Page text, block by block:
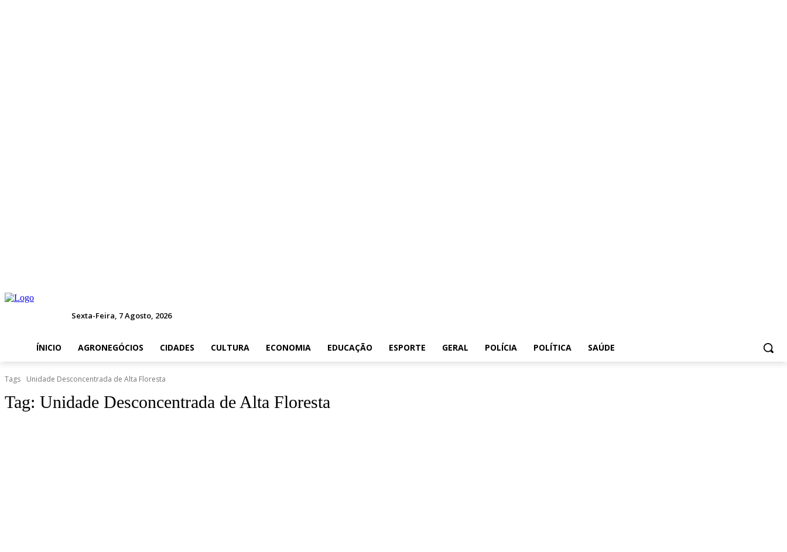
Sexta-Feira, 7 Agosto, 2026
ÍNICIO AGRONEGÓCIOS CIDADES CULTURA ECONOMIA EDUCAÇÃO ESPORTE GERAL POLÍCIA POLÍTICA SAÚDE
Tags Unidade Desconcentrada de Alta Floresta
Tag: Unidade Desconcentrada de Alta Floresta